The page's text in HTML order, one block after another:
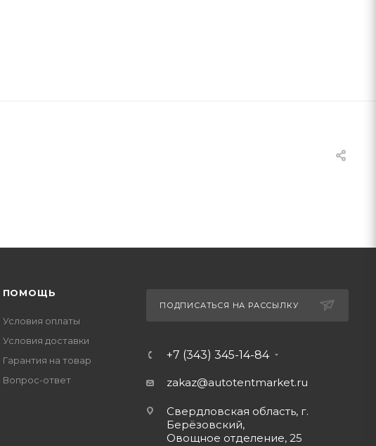
ПОМОЩЬ
Условия оплаты
Условия доставки
Гарантия на товар
Вопрос-ответ
ПОДПИСАТЬСЯ НА РАССЫЛКУ
+7 (343) 345-14-84
zakaz@autotentmarket.ru
Свердловская область, г.
Берёзовский,
Овощное отделение, 25